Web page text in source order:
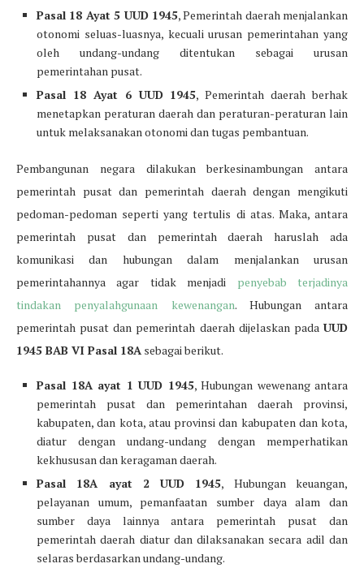
Pasal 18 Ayat 5 UUD 1945, Pemerintah daerah menjalankan
otonomi seluas-luasnya, kecuali urusan pemerintahan yang
oleh undang-undang ditentukan sebagai urusan
pemerintahan pusat.
Pasal 18 Ayat 6 UUD 1945, Pemerintah daerah berhak
menetapkan peraturan daerah dan peraturan-peraturan lain
untuk melaksanakan otonomi dan tugas pembantuan.
Pembangunan negara dilakukan berkesinambungan antara
pemerintah pusat dan pemerintah daerah dengan mengikuti
pedoman-pedoman seperti yang tertulis di atas. Maka, antara
pemerintah pusat dan pemerintah daerah haruslah ada
komunikasi dan hubungan dalam menjalankan urusan
pemerintahannya agar tidak menjadi penyebab terjadinya
tindakan penyalahgunaan kewenangan. Hubungan antara
pemerintah pusat dan pemerintah daerah dijelaskan pada UUD
1945 BAB VI Pasal 18Asebagai berikut.
Pasal 18A ayat 1 UUD 1945, Hubungan wewenang antara
pemerintah pusat dan pemerintahan daerah provinsi,
kabupaten, dan kota, atau provinsi dan kabupaten dan kota,
diatur dengan undang-undang dengan memperhatikan
kekhususan dan keragaman daerah.
Pasal 18A ayat 2 UUD 1945, Hubungan keuangan,
pelayanan umum, pemanfaatan sumber daya alam dan
sumber daya lainnya antara pemerintah pusat dan
pemerintah daerah diatur dan dilaksanakan secara adil dan
selaras berdasarkan undang-undang.